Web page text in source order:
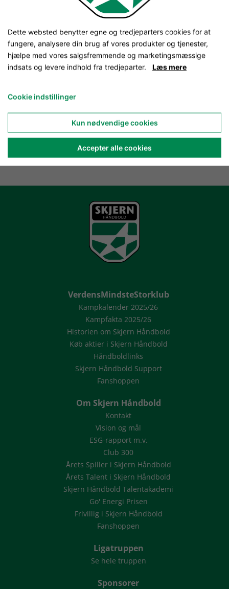
VerdensMindsteStorklub
Kampkalender 2025/26
Kampfakta 2025/26
Historien om Skjern Håndbold
Køb aktier i Skjern Håndbold
Håndboldlinks
Skjern Håndbold Support
Fanshoppen
Om Skjern Håndbold
Kontakt
Vision og mål
ESG-rapport m.v.
Club 300
Årets Spiller i Skjern Håndbold
Årets Talent i Skjern Håndbold
Skjern Håndbold Talentakademi
Go' Energi Prisen
Frivillig i Skjern Håndbold
Fanshoppen
Ligatruppen
Se hele truppen
Sponsorer
Dette websted benytter egne og tredjeparters cookies for at
fungere, analysere din brug af vores produkter og tjenester,
hjælpe med vores salgsfremmende og marketingsmæssige
indsats og levere indhold fra tredjeparter. Læs mere
Cookie indstillinger
Kun nødvendige cookies
Accepter alle cookies